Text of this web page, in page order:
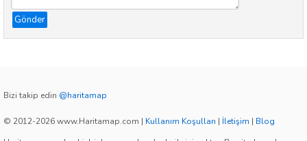
Gönder
Bizi takip edin @haritamap
© 2012-2026 www.Haritamap.com | Kullanım Koşulları | İletişim | Blog